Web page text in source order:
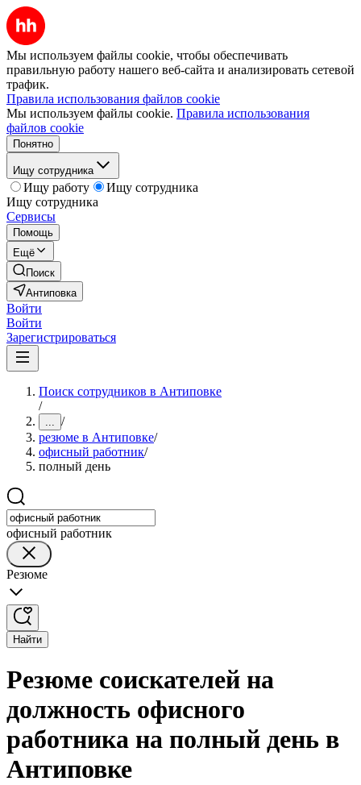
Мы используем файлы cookie, чтобы обеспечивать
правильную работу нашего веб-сайта и анализировать сетевой
трафик.
Правила использования файлов cookie
Мы используем файлы cookie. Правила использования
файлов cookie
Понятно
Ищу сотрудника
Ищу работу
Ищу сотрудника
Ищу сотрудника
Сервисы
Помощь
Ещё
Поиск
Антиповка
Войти
Войти
Зарегистрироваться
Поиск сотрудников в Антиповке
/
... /
резюме в Антиповке/
офисный работник/
полный день
офисный работник
Резюме
Найти
Резюме соискателей на
должность офисного
работника на полный день в
Антиповке